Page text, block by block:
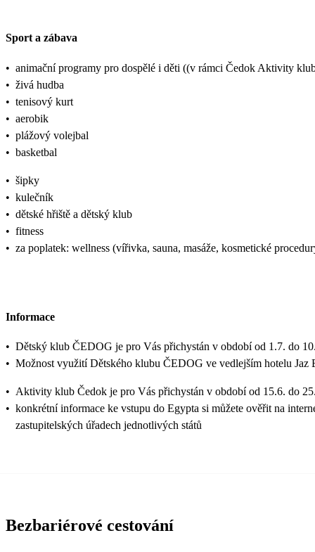
Sport a zábava
• animační programy pro dospělé i děti ((v rámci Čedok Aktivity
• živá hudba
• tenisový kurt
• aerobik
• plážový volejbal
• basketbal
• šipky
• kulečník
• dětské hřiště a dětský klub
• fitness
• za poplatek: wellness (vířivka, sauna, masáže, kosmetické
Informace
• Dětský klub ČEDOG je pro Vás přichystán v období od 1.7. do
• Možnost využití Dětského klubu ČEDOG ve vedlejším hotelu Jaz
• Aktivity klub Čedok je pro Vás přichystán v období od 15.6. do
• konkrétní informace ke vstupu do Egypta si můžete ověřit na
zastupitelských úřadech jednotlivých států
Bezbariérové cestování